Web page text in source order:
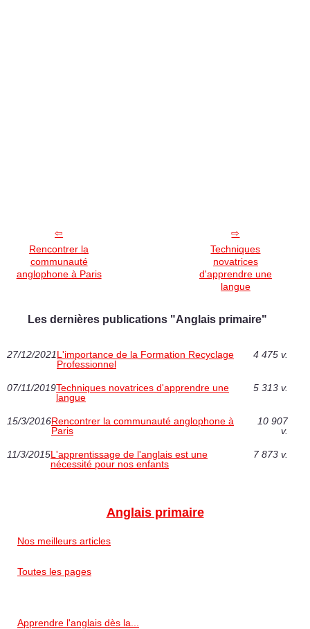
Rencontrer la
communauté
anglophone à Paris
Techniques
novatrices
d'apprendre une
langue
Les dernières publications "Anglais primaire"
27/12/2021L'importance de la Formation Recyclage
Professionnel
4 475 v.
07/11/2019Techniques novatrices d'apprendre une
langue
5 313 v.
15/3/2016Rencontrer la communauté anglophone à
Paris
10 907
v.
11/3/2015L'apprentissage de l'anglais est une
nécessité pour nos enfants
7 873 v.
Anglais primaire
Nos meilleurs articles
Toutes les pages
Apprendre l'anglais dès la...